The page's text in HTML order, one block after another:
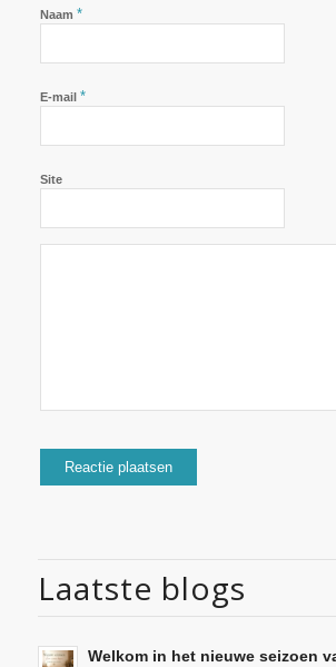
Naam *
E-mail *
Site
Laatste blogs
Welkom in het nieuwe seizoen